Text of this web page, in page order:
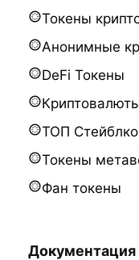
Токены
Анонимные
DeFi Токены
ТОП
Токены
Фан токены
Документация